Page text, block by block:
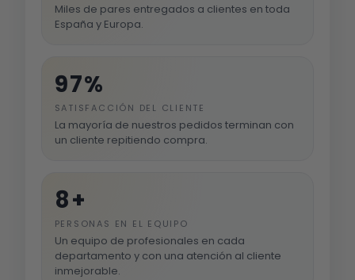
Miles de pares entregados a clientes en toda
España y Europa.
97%
SATISFACCIÓN DEL CLIENTE
La mayoría de nuestros pedidos terminan con
un cliente repitiendo compra.
8+
PERSONAS EN EL EQUIPO
Un equipo de profesionales en cada
departamento y con una atención al cliente
inmejorable.